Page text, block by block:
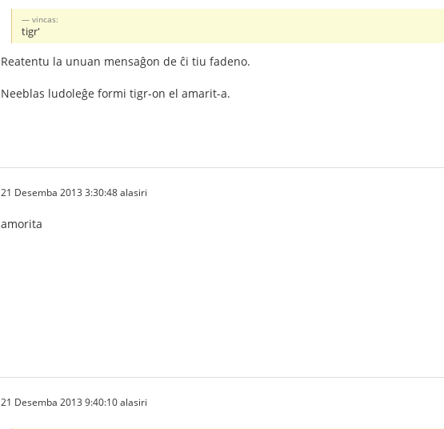
vincas:
tigr'
Reatentu la unuan mensaĝon de ĉi tiu fadeno.
Neeblas ludoleĝe formi tigr-on el amarit-a.
21 Desemba 2013 3:30:48 alasiri
amorita
21 Desemba 2013 9:40:10 alasiri